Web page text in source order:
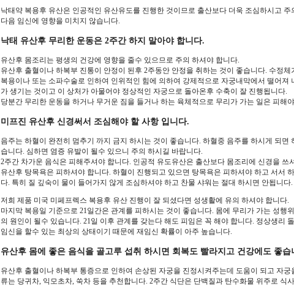
낙태약 복용후 유산은 인공적인 유산유도를 진행한 것이므로 출산보다 더욱 조심하시고
다음 임신에 영향을 미치지 않습니다.
낙태 유산후 무리한 운동은 2주간 하지 말아야 합니다.
유산후 몸조리는 평생의 건강에 영향을 줄수 있으므로 주의 하셔야 합니다.
유산후 출혈이나 하복부 진통이 안정이 된후 2주동안 안정을 취하는 것이 좋습니다. 수정
복용이나 또는 소파수술로 인하여 인위적인 힘에 의하여 강제적으로 자궁내막에서 떨어져
가 생기는 것이고 이 상처가 아물어야 정상적인 자궁으로 돌아온후 수축이 잘 진행됩니다.
당분간 무리한 운동을 하거나 무거운 짐을 들거나 하는 육체적으로 무리가 가는 일은 피해
미프진 유산후 신경써서 조심해야 할 사항 입니다.
음주는 하혈이 완전히 멈추기 까지 금지 하시는 것이 좋습니다. 하혈중 음주를 하시게 되면
습니다. 심하면 염증 유발이 될수 있으니 주의 하시길 바랍니다.
2주간 차가운 음식은 피해주셔야 합니다. 인공적 유도유산은 출산보다 몸조리에 신경을 쓰
유산후 탕목욕은 피하셔야 합니다. 하혈이 진행되고 있으면 탕목욕은 피하셔야 하고 서서
다. 특히 질 깊숙이 물이 들어가지 않게 조심하셔야 하고 찬물 샤워는 절대 하시면 안됩니다.
저희 제품 미국 미페프렉스 복용후 유산 진행이 잘 되셨다면 성생활에 유의 하셔야 합니다.
마지막 복용일 기준으로 21일간은 관계를 피하시는 것이 좋습니다. 몸에 무리가 가는 성행
의 원인이 될수 있습니다. 21일 이후 관계를 갖는다 해도 피임은 꼭 해야 합니다. 정상생리
임신을 할수 있는 최상의 상태이기 때문에 재임신 확률이 아주 높습니다.
유산후 몸에 좋은 음식을 골고루 섭취 하시면 회복도 빨라지고 건강에도 좋습
유산후 출혈이나 하복부 통증으로 인하여 손상된 자궁을 진정시켜주는데 도움이 되고 자
류는 당귀차, 익모초차, 쑥차 등을 추천합니다. 2주간 식단은 단백질과 탄수화물 위주로 식